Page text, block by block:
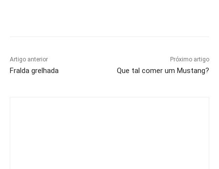
Artigo anterior
Fralda grelhada
Próximo artigo
Que tal comer um Mustang?